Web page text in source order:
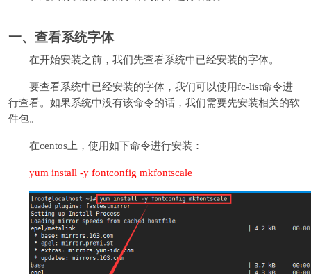
一、查看系统字体
在开始安装之前，我们先查看系统中已经安装的字体。
要查看系统中已经安装的字体，我们可以使用fc-list命令进
行查看。如果系统中没有该命令的话，我们需要先安装相关的软
件包。
在centos上，使用如下命令进行安装：
yum install -y fontconfig mkfontscale